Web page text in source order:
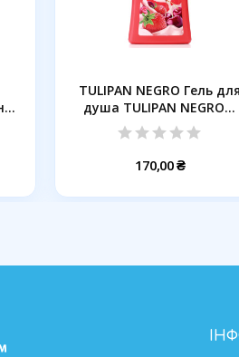
TULIPAN NEGRO Гель для
душа TULIPAN NEGRO...
170,00 ₴